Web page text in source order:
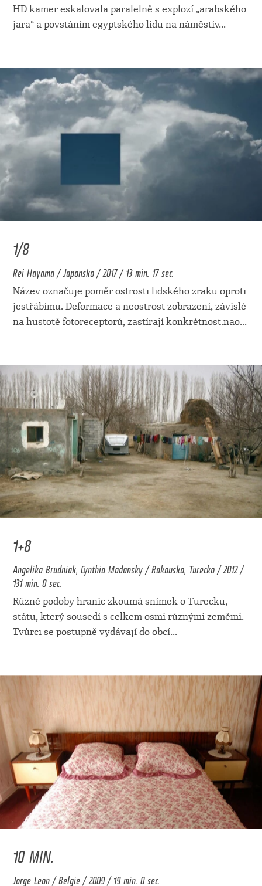
HD kamer eskalovala paralelně s explozí „arabského
jara“ a povstáním egyptského lidu na náměstív...
1/8
Rei Hayama / Japonsko / 2017 / 13 min. 17 sec.
Název označuje poměr ostrosti lidského zraku oproti
jestřábímu. Deformace a neostrost zobrazení, závislé
na hustotě fotoreceptorů, zastírají konkrétnost.nao...
1+8
Angelika Brudniak, Cynthia Madansky / Rakousko, Turecko / 2012 /
131 min. 0 sec.
Různé podoby hranic zkoumá snímek o Turecku,
státu, který sousedí s celkem osmi různými zeměmi.
Tvůrci se postupně vydávají do obcí...
10 MIN.
Jorge Leon / Belgie / 2009 / 19 min. 0 sec.